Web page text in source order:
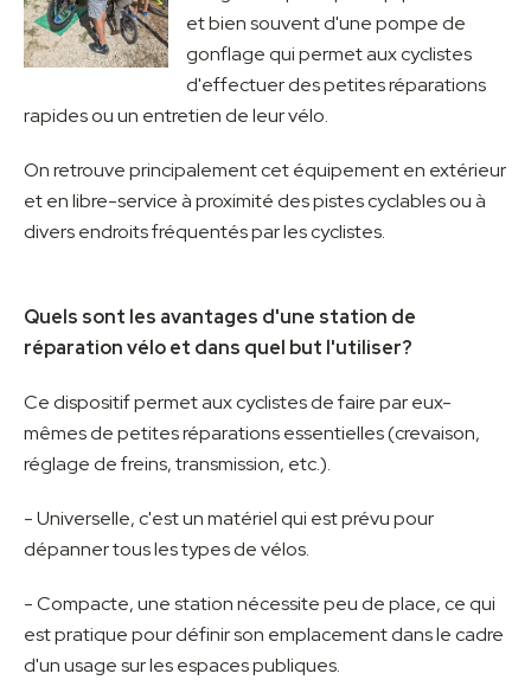
et bien souvent d'une pompe de
gonflage qui permet aux cyclistes
d'effectuer des petites réparations
rapides ou un entretien de leur vélo.
On retrouve principalement cet équipement en extérieur
et en libre-service à proximité des pistes cyclables ou à
divers endroits fréquentés par les cyclistes.
Quels sont les avantages d'une station de
réparation vélo et dans quel but l'utiliser?
Ce dispositif permet aux cyclistes de faire par eux-
mêmes de petites réparations essentielles (crevaison,
réglage de freins, transmission, etc.).
- Universelle, c'est un matériel qui est prévu pour
dépanner tous les types de vélos.
- Compacte, une station nécessite peu de place, ce qui
est pratique pour définir son emplacement dans le cadre
d'un usage sur les espaces publiques.